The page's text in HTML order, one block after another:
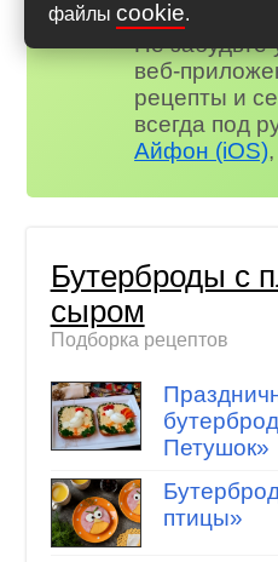
файлы cookie.
и многое
Не забудьте
веб-
рецепты и
всегда под
Айфон (iOS)
Бутерброды с
сыром
Подборка рецептов
Петушок»
птицы»